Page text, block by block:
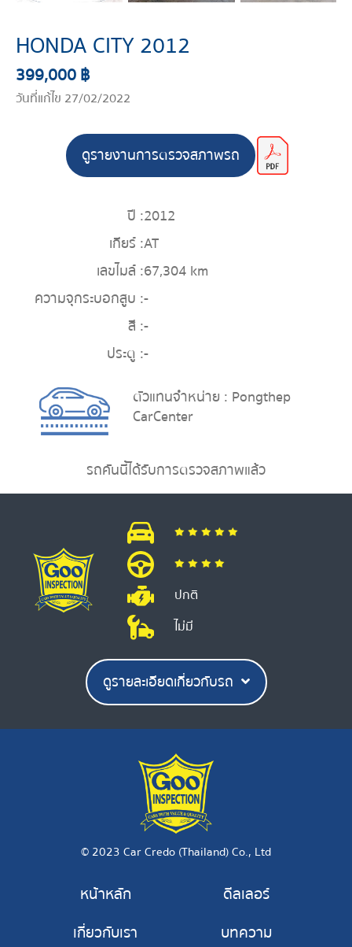
HONDA CITY 2012
399,000 ฿
วันที่แก้ไข 27/02/2022
ดูรายงานการตรวจสภาพรถ
ปี :2012
เกียร์ :AT
เลขไมล์ :67,304 km
ความจุกระบอกสูบ :-
สี :-
ประตู :-
ตัวแทนจำหน่าย : Pongthep
CarCenter
รถคันนี้ได้รับการตรวจสภาพแล้ว
ปกติ
ไม่มี
ดูรายละเอียดเกี่ยวกับรถ
© 2023 Car Credo (Thailand) Co., Ltd
หน้าหลัก
เกี่ยวกับเรา
ดีลเลอร์
บทความ